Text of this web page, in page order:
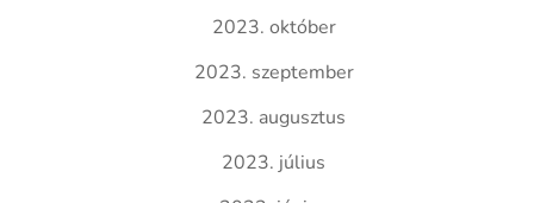
2023. október
2023. szeptember
2023. augusztus
2023. július